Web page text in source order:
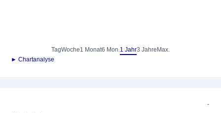
TagWoche1 Monat6 Mon.1 Jahr3 Jahre Max.
► Chartanalyse
-